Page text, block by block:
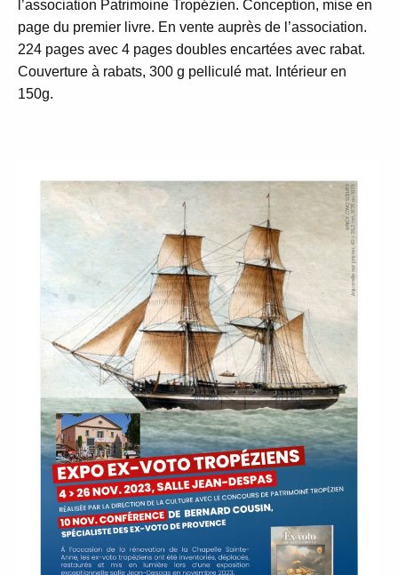
l’association Patrimoine Tropézien. Conception, mise en
page du premier livre. En vente auprès de l’association.
224 pages avec 4 pages doubles encartées avec rabat.
Couverture à rabats, 300 g pelliculé mat. Intérieur en
150g.